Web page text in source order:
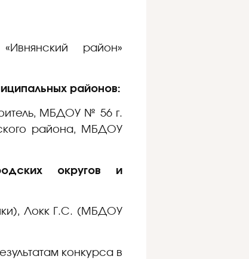
район»
районов:
МБДОУ № 56 г.
района, МБДОУ
округов и
Локк Г.С. (МБДОУ
конкурса в